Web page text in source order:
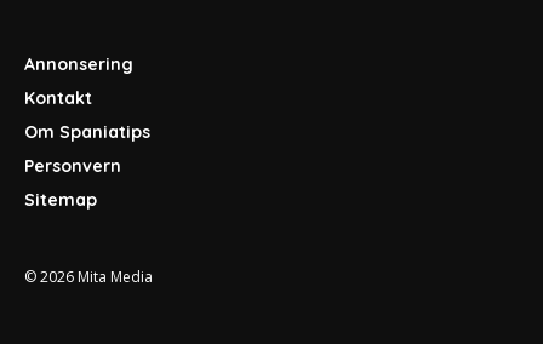
Annonsering
Kontakt
Om Spaniatips
Personvern
Sitemap
© 2026 Mita Media